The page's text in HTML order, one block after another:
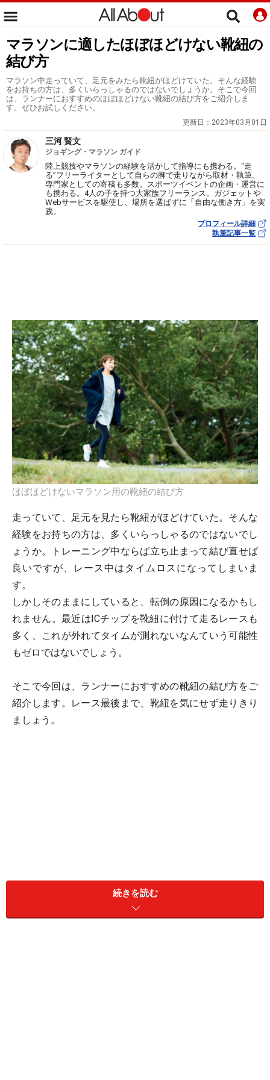
マラソンに適したほぼほどけない靴紐の
結び方
マラソン中走っていて、足元をみたら靴紐がほどけていた。そんな経験
をお持ちの方は、多くいらっしゃるのではないでしょうか。そこで今回
は、ランナーにおすすめのほぼほどけない靴紐の結び方をご紹介しま
す。ぜひお試しください。
更新日： 2023年03月01日
三河 賢文
ジョギング・マラソン ガイド
陸上競技やマラソンの経験を活かして指導にも携わる。“走
る”フリーライターとして自らの脚で走りながら取材・執筆、
専門家としての寄稿も多数。スポーツイベントの企画・運営に
も携わる。4人の子を持つ大家族フリーランス。ガジェットや
Webサービスを駆使し、場所を選ばずに「自由な働き方」を実
践。
プロフィール詳細
執筆記事一覧
ほぼほどけないマラソン用の靴紐の結び方
走っていて、足元を見たら靴紐がほどけていた。そんな
経験をお持ちの方は、多くいらっしゃるのではないでし
ょうか。トレーニング中ならば立ち止まって結び直せば
良いですが、レース中はタイムロスになってしまいま
す。
しかしそのままにしていると、転倒の原因になるかもし
れません。最近はICチップを靴紐に付けて走るレースも
多く、これが外れてタイムが測れないなんていう可能性
もゼロではないでしょう。
そこで今回は、ランナーにおすすめの靴紐の結び方をご
紹介します。レース最後まで、靴紐を気にせず走りきり
ましょう。
続きを読む